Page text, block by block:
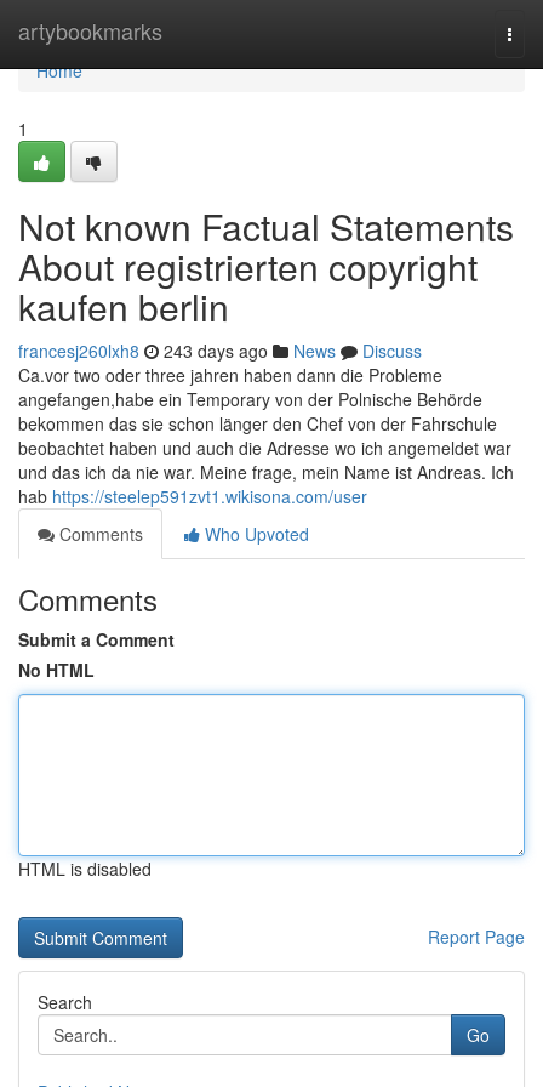
artybookmarks
Home
Home
1
Not known Factual Statements
About registrierten copyright
kaufen berlin
francesj260lxh8 243 days ago News
Discuss
Ca.vor two oder three jahren haben dann die Probleme
angefangen,habe ein Temporary von der Polnische Behörde
bekommen das sie schon länger den Chef von der Fahrschule
beobachtet haben und auch die Adresse wo ich angemeldet war
und das ich da nie war. Meine frage, mein Name ist Andreas. Ich
hab https://steelep591zvt1.wikisona.com/user
Comments
Who Upvoted
Comments
Submit a Comment
No HTML
HTML is disabled
Report Page
Search
Go